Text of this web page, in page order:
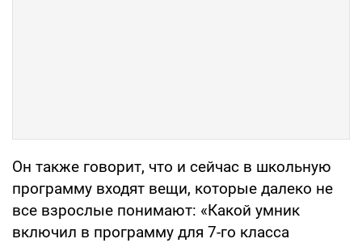
Он также говорит, что и сейчас в школьную
программу входят вещи, которые далеко не
все взрослые понимают: «Какой умник
включил в программу для 7-го класса